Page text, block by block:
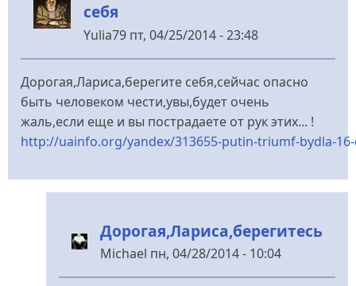
себя
Yulia79 пт, 04/25/2014 - 23:48
Дорогая,Лариса,берегите себя,сейчас опасно
быть человеком чести,увы,будет очень
жаль,если еще и вы пострадаете от рук этих... !
http://uainfo.org/yandex/313655-putin-triumf-bydla-
Дорогая,Лариса,берегитесь
Michael пн, 04/28/2014 - 10:04
У